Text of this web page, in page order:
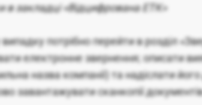
в закладці «Відцифрована ЕТК»
потрібно перейти в розділ
електронне звернення; описати
назва компанії) та надіслати
завантажувати сканкопії